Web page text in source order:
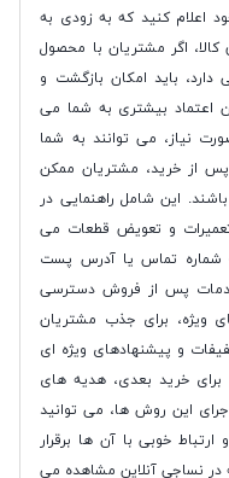
اعلام کنید که به زودی به
اگر مشتریان با محصول
باید امکان بازگشت و
اعتماد بیشتری به شما می
نیاز، می توانند به شما
از خرید، مشتریان ممکن
این شامل راهنمایی در
تعمیرات و تعویض قطعات می
شماره تماس یا آدرس پست
خدمات پس از فروش دسترسی
ویژه، برای جذب مشتریان
و پیشنهادهای ویژه ای
برای خرید بعدی، هدیه های
این روش ها، می توانید
خوبی با آن ها برقرار
در نساجی آنلاین مشاهده می